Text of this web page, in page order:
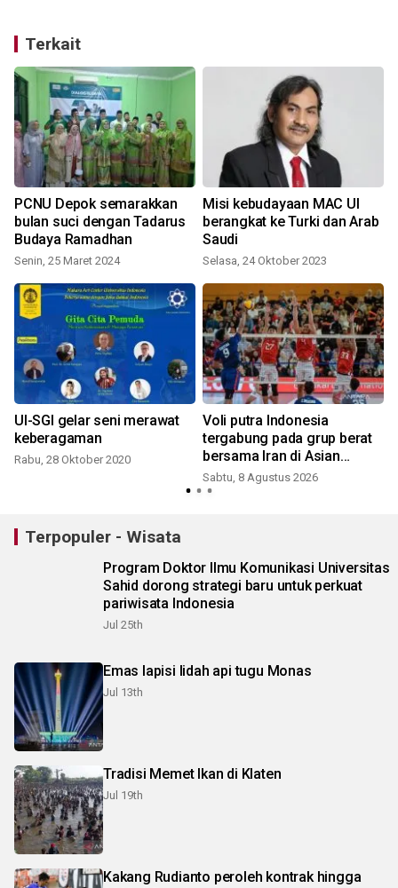
Terkait
PCNU Depok semarakkan
bulan suci dengan Tadarus
Budaya Ramadhan
Senin, 25 Maret 2024
Misi kebudayaan MAC UI
berangkat ke Turki dan Arab
Saudi
Selasa, 24 Oktober 2023
UI-SGI gelar seni merawat
keberagaman
Rabu, 28 Oktober 2020
Voli putra Indonesia
tergabung pada grup berat
bersama Iran di Asian
Games 2026
Sabtu, 8 Agustus 2026
Terpopuler - Wisata
Program Doktor Ilmu Komunikasi Universitas
Sahid dorong strategi baru untuk perkuat
pariwisata Indonesia
Jul 25th
Emas lapisi lidah api tugu Monas
Jul 13th
Tradisi Memet Ikan di Klaten
Jul 19th
Kakang Rudianto peroleh kontrak hingga